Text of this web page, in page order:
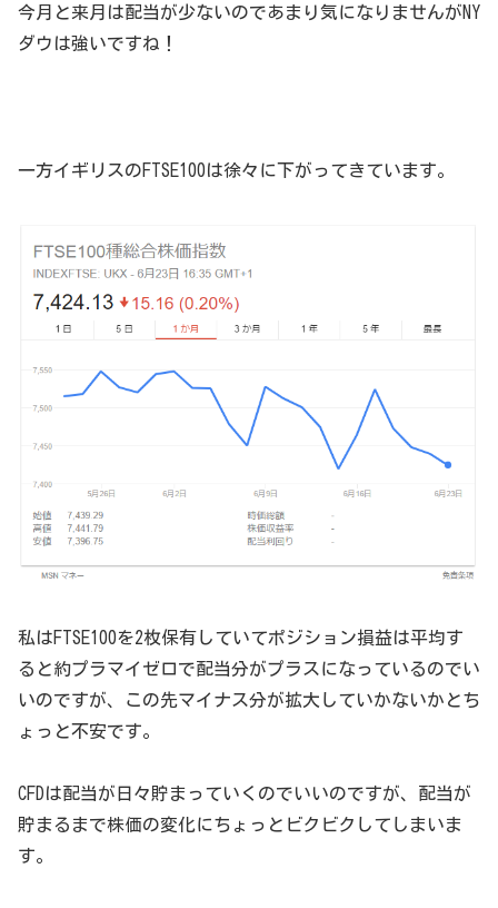
今月と来月は配当が少ないのであまり気になりませんがNY
ダウは強いですね！
一方イギリスのFTSE100は徐々に下がってきています。
私はFTSE100を2枚保有していてポジション損益は平均す
ると約プラマイゼロで配当分がプラスになっているのでい
いのですが、この先マイナス分が拡大していかないかとち
ょっと不安です。
CFDは配当が日々貯まっていくのでいいのですが、配当が
貯まるまで株価の変化にちょっとビクビクしてしまいま
す。